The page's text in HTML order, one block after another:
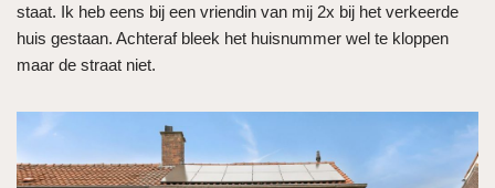
staat. Ik heb eens bij een vriendin van mij 2x bij het verkeerde
huis gestaan. Achteraf bleek het huisnummer wel te kloppen
maar de straat niet.